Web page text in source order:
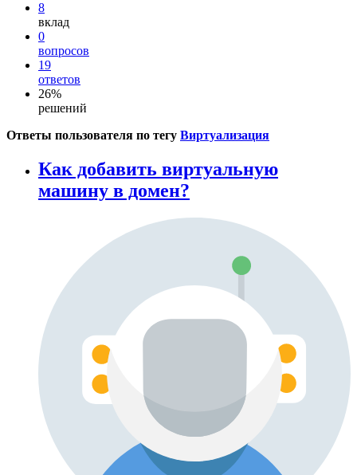
8
вклад
0
вопросов
19
ответов
26%
решений
Ответы пользователя по тегу Виртуализация
Как добавить виртуальную
машину в домен?